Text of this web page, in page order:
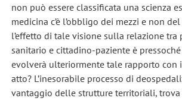
non può essere classificata una scienza
medicina c’è l’obbligo dei mezzi e non
l’effetto di tale visione sulla relazione tra
sanitario e cittadino-paziente è
evolverà ulteriormente tale rapporto con
atto? L’inesorabile processo di
vantaggio delle strutture territoriali,